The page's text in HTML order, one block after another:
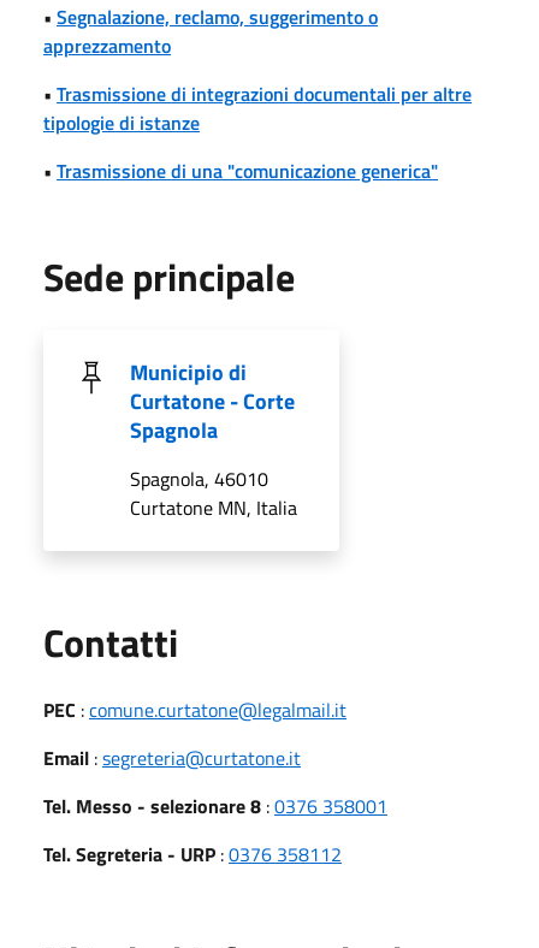
• Segnalazione, reclamo, suggerimento o
apprezzamento
• Trasmissione di integrazioni documentali per altre
tipologie di istanze
• Trasmissione di una "comunicazione generica"
Sede principale
Municipio di
Curtatone - Corte
Spagnola
Spagnola, 46010
Curtatone MN, Italia
Contatti
PEC :comune.curtatone@legalmail.it
Email :segreteria@curtatone.it
Tel. Messo - selezionare 8 :0376 358001
Tel. Segreteria - URP :0376 358112